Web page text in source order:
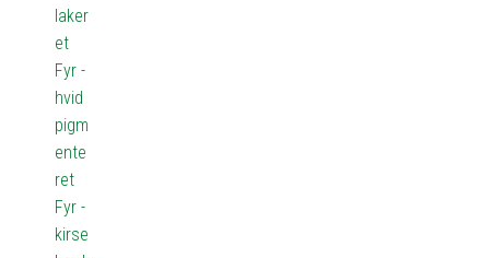
laker
et
Fyr -
hvid
pigm
ente
ret
Fyr -
kirse